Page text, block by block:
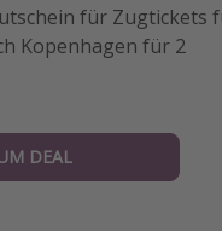
für Zugtickets
Kopenhagen für 2
DEAL